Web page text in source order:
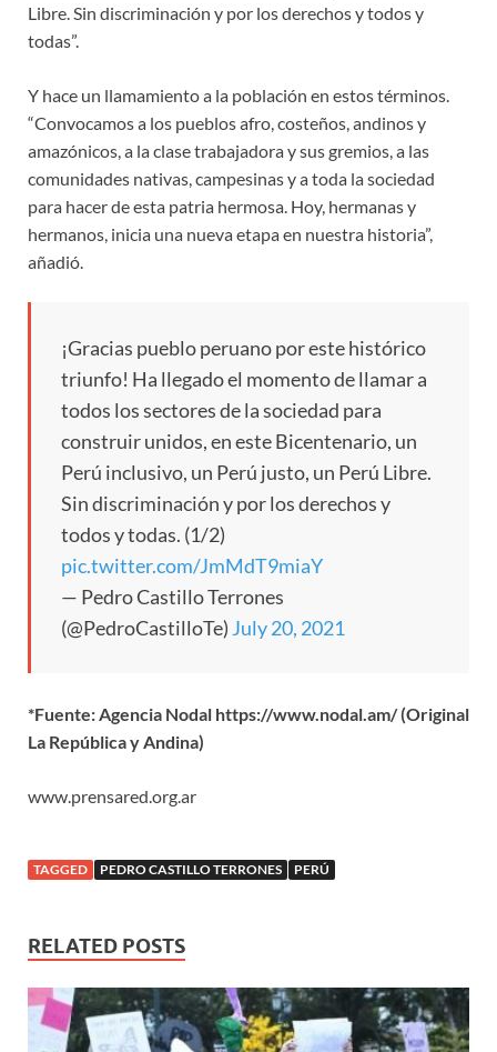
Libre. Sin discriminación y por los derechos y todos y
todas”.
Y hace un llamamiento a la población en estos términos.
“Convocamos a los pueblos afro, costeños, andinos y
amazónicos, a la clase trabajadora y sus gremios, a las
comunidades nativas, campesinas y a toda la sociedad
para hacer de esta patria hermosa. Hoy, hermanas y
hermanos, inicia una nueva etapa en nuestra historia”,
añadió.
¡Gracias pueblo peruano por este histórico
triunfo! Ha llegado el momento de llamar a
todos los sectores de la sociedad para
construir unidos, en este Bicentenario, un
Perú inclusivo, un Perú justo, un Perú Libre.
Sin discriminación y por los derechos y
todos y todas. (1/2)
pic.twitter.com/JmMdT9miaY
— Pedro Castillo Terrones
(@PedroCastilloTe) July 20, 2021
*Fuente: Agencia Nodal https://www.nodal.am/ (Original
La República y Andina)
www.prensared.org.ar
TAGGED PEDRO CASTILLO TERRONES PERÚ
RELATED POSTS